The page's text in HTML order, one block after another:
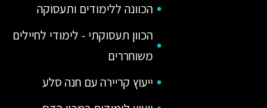
הכוונה ללימודים ותעסוקה
הכוון תעסוקתי - לימודי לחיילים
משוחררים
ייעוץ קריירה עם חנה סלע